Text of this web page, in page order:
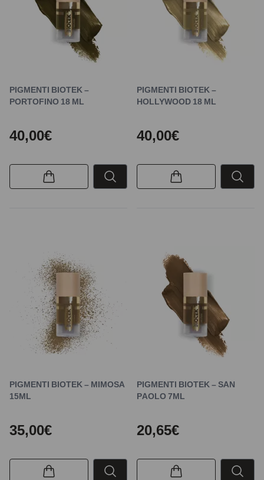
PIGMENTI BIOTEK –
PORTOFINO 18 ML
40,00€
PIGMENTI BIOTEK –
HOLLYWOOD 18 ML
40,00€
PIGMENTI BIOTEK – MIMOSA
15ML
35,00€
PIGMENTI BIOTEK – SAN
PAOLO 7ML
20,65€